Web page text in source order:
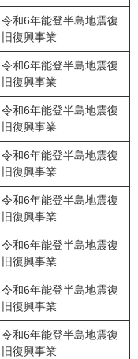
令和6年能登半島地震復
旧復興事業
令和6年能登半島地震復
旧復興事業
令和6年能登半島地震復
旧復興事業
令和6年能登半島地震復
旧復興事業
令和6年能登半島地震復
旧復興事業
令和6年能登半島地震復
旧復興事業
令和6年能登半島地震復
旧復興事業
令和6年能登半島地震復
旧復興事業